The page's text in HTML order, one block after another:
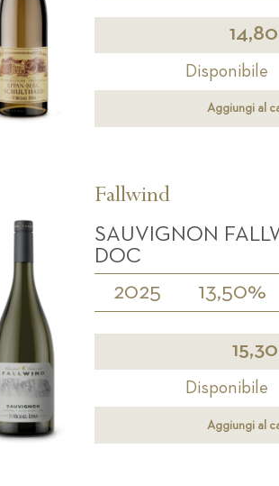
Disponibile
Aggiungi al
Fallwind
SAUVIGNON
DOC
2025 13,50%
Disponibile
Aggiungi al